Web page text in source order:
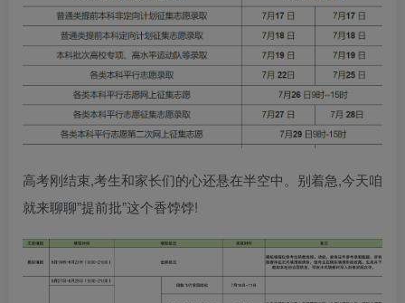
高考刚结束,考生和家长们的心还悬在半空中。别着急,今天咱
就来聊聊”提前批”这个香饽饽!